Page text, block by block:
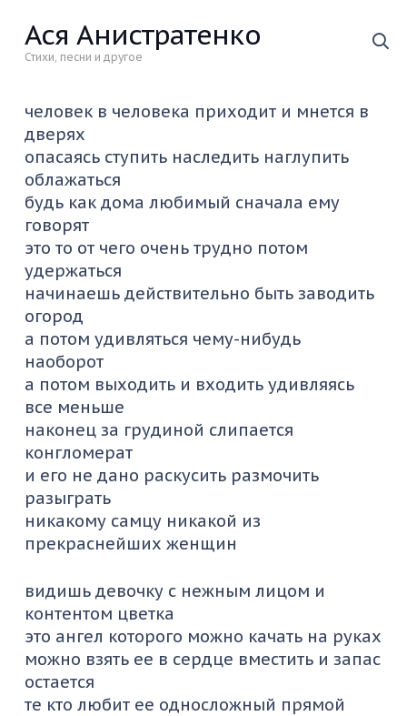
Ася Анистратенко
Стихи, песни и другое
человек в человека приходит и мнется в
дверях
опасаясь ступить наследить наглупить
облажаться
будь как дома любимый сначала ему
говорят
это то от чего очень трудно потом
удержаться
начинаешь действительно быть заводить
огород
а потом удивляться чему-нибудь
наоборот
а потом выходить и входить удивляясь
все меньше
наконец за грудиной слипается
конгломерат
и его не дано раскусить размочить
разыграть
никакому самцу никакой из
прекраснейших женщин
видишь девочку с нежным лицом и
контентом цветка
это ангел которого можно качать на руках
можно взять ее в сердце вместить и запас
остается
те кто любит ее односложный прямой